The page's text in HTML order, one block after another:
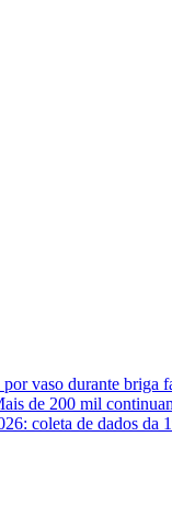
vaso durante briga
de 200 mil
coleta de dados da